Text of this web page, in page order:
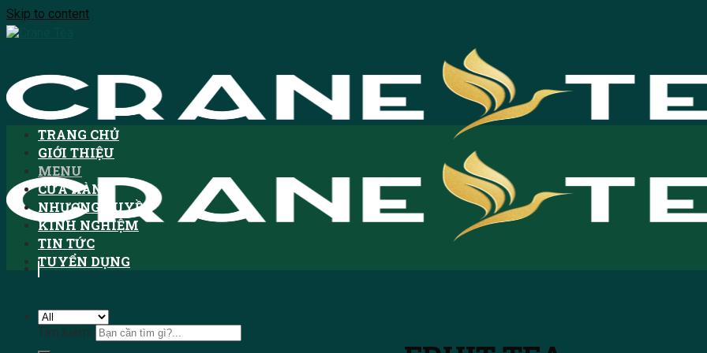
Skip to content
Tìm kiếm:
TRANG CHỦ
GIỚI THIỆU
MENU
CỬA HÀNG
NHƯỢNG QUYỀN
KINH NGHIỆM
TIN TỨC
TUYỂN DỤNG